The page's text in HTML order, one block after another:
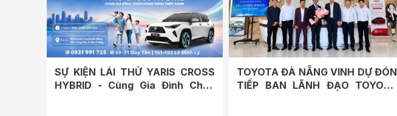
SỰ KIỆN LÁI THỬ YARIS CROSS
HYBRID - Cùng Gia Đình Chọn
TOYOTA ĐÀ NẴNG VINH DỰ ĐÓN
TIẾP BAN LÃNH ĐẠO TOYOTA